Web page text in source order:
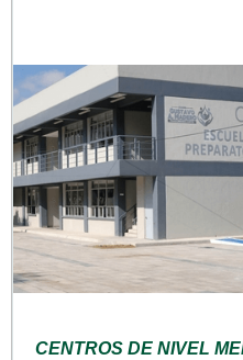
CENTROS DE NIVEL